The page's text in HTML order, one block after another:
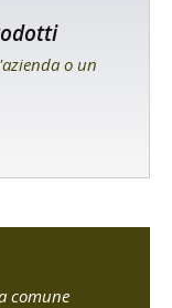
o un
comune